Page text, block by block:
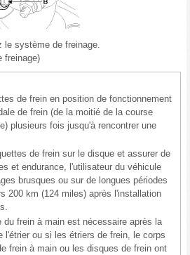
le système de freinage.
freinage)
de frein en position de fonctionnement
de frein (de la moitié de la course
plusieurs fois jusqu'à rencontrer une
de frein sur le disque et assurer de
et endurance, l'utilisateur du véhicule
brusques ou sur de longues périodes
200 km (124 miles) après l'installation
du frein à main est nécessaire après la
l'étrier ou si les étriers de frein, le corps
frein à main ou les disques de frein ont